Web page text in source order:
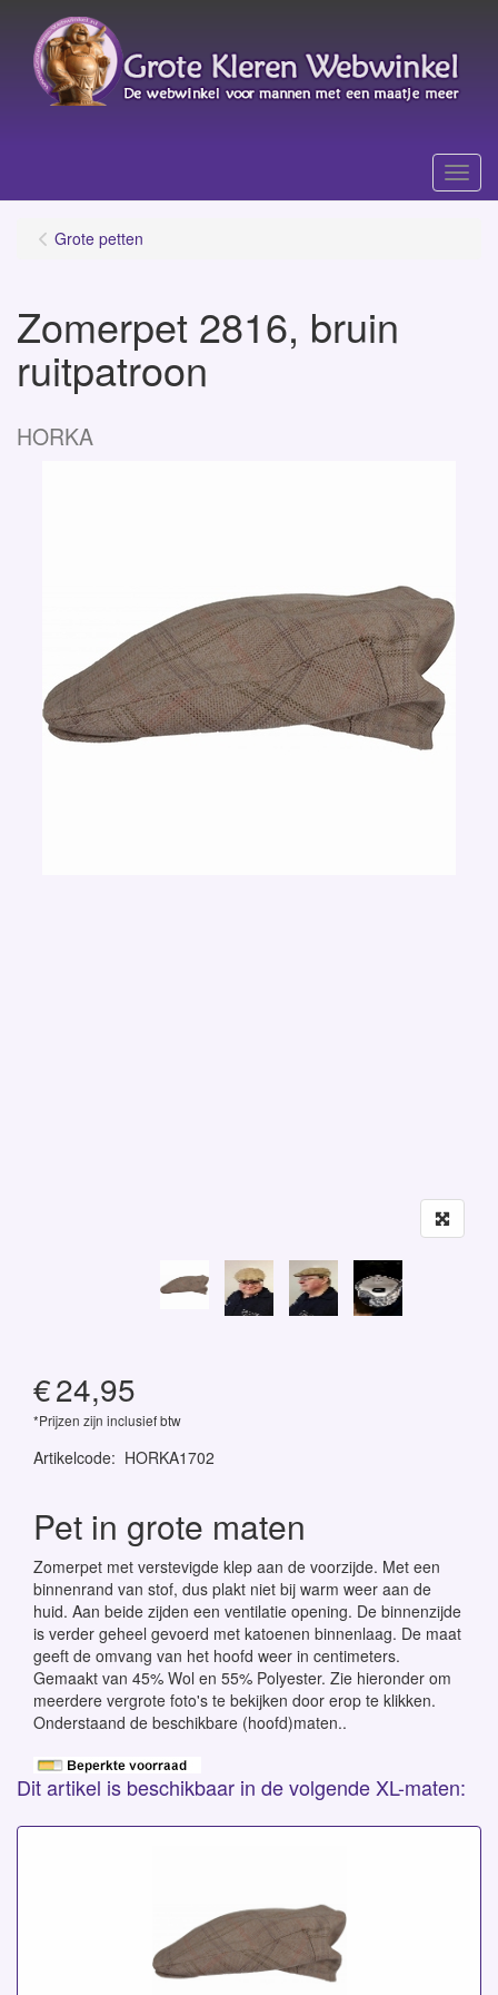
Menu
Grote petten
Zomerpet 2816, bruin
ruitpatroon
HORKA
€24,95
*Prijzen zijn inclusief btw
Artikelcode: HORKA1702
Pet in grote maten
Zomerpet met verstevigde klep aan de voorzijde. Met een
binnenrand van stof, dus plakt niet bij warm weer aan de
huid. Aan beide zijden een ventilatie opening. De binnenzijde
is verder geheel gevoerd met katoenen binnenlaag. De maat
geeft de omvang van het hoofd weer in centimeters.
Gemaakt van 45% Wol en 55% Polyester. Zie hieronder om
meerdere vergrote foto's te bekijken door erop te klikken.
Onderstaand de beschikbare (hoofd)maten..
Dit artikel is beschikbaar in de volgende XL-maten: